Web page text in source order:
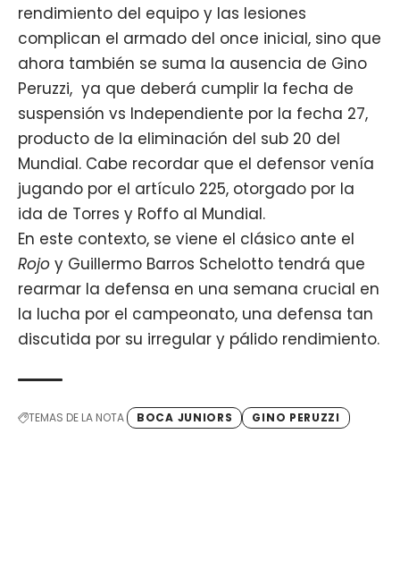
rendimiento del equipo y las lesiones
complican el armado del once inicial, sino que
ahora también se suma la ausencia de Gino
Peruzzi, ya que deberá cumplir la fecha de
suspensión vs Independiente por la fecha 27,
producto de la eliminación del sub 20 del
Mundial. Cabe recordar que el defensor venía
jugando por el artículo 225, otorgado por la
ida de Torres y Roffo al Mundial.
En este contexto, se viene el clásico ante el
Rojo y Guillermo Barros Schelotto tendrá que
rearmar la defensa en una semana crucial en
la lucha por el campeonato, una defensa tan
discutida por su irregular y pálido rendimiento.
TEMAS DE LA NOTA BOCA JUNIORS GINO PERUZZI